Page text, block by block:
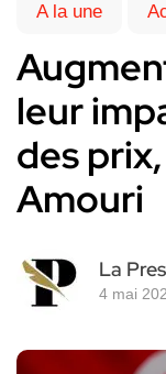
A la une
leur
des
Amouri
La
4 mai